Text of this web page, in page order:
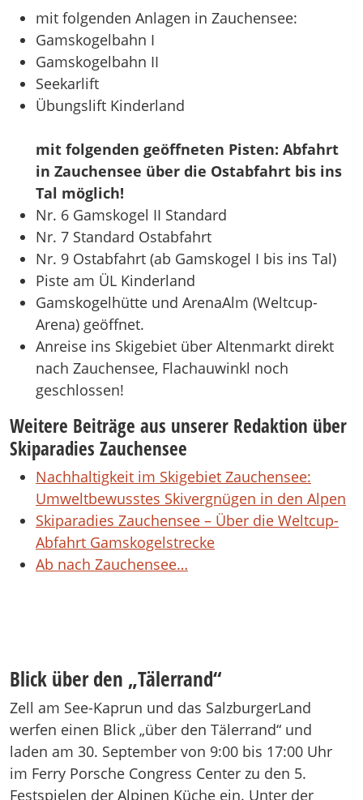
mit folgenden Anlagen in Zauchensee:
Gamskogelbahn I
Gamskogelbahn II
Seekarlift
Übungslift Kinderland
mit folgenden geöffneten Pisten: Abfahrt
in Zauchensee über die Ostabfahrt bis ins
Tal möglich!
Nr. 6 Gamskogel II Standard
Nr. 7 Standard Ostabfahrt
Nr. 9 Ostabfahrt (ab Gamskogel I bis ins Tal)
Piste am ÜL Kinderland
Gamskogelhütte und ArenaAlm (Weltcup-
Arena) geöffnet.
Anreise ins Skigebiet über Altenmarkt direkt
nach Zauchensee, Flachauwinkl noch
geschlossen!
Weitere Beiträge aus unserer Redaktion über
Skiparadies Zauchensee
Nachhaltigkeit im Skigebiet Zauchensee:
Umweltbewusstes Skivergnügen in den Alpen
Skiparadies Zauchensee – Über die Weltcup-
Abfahrt Gamskogelstrecke
Ab nach Zauchensee…
Blick über den „Tälerrand“
Zell am See-Kaprun und das SalzburgerLand
werfen einen Blick „über den Tälerrand“ und
laden am 30. September von 9:00 bis 17:00 Uhr
im Ferry Porsche Congress Center zu den 5.
Festspielen der Alpinen Küche ein. Unter der